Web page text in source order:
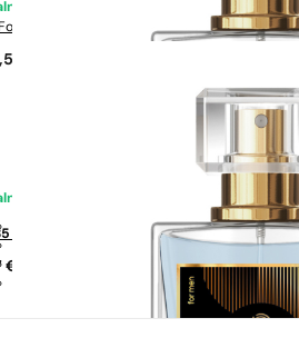
sobivus
sobivus
- 35%
€